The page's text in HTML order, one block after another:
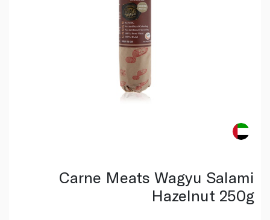
Carne Meats Wagyu Salami
Hazelnut 250g